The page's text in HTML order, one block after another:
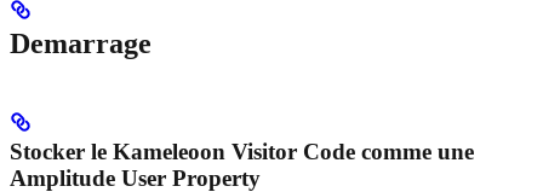
Demarrage
Stocker le Kameleoon Visitor Code comme une
Amplitude User Property